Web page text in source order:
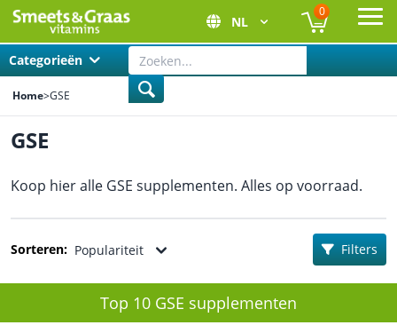
NL
0
Categorieën
Home>GSE
GSE
Sorteren: Populariteit Filters
Top 10 GSE supplementen
Koop hier alle GSE supplementen. Alles op voorraad.